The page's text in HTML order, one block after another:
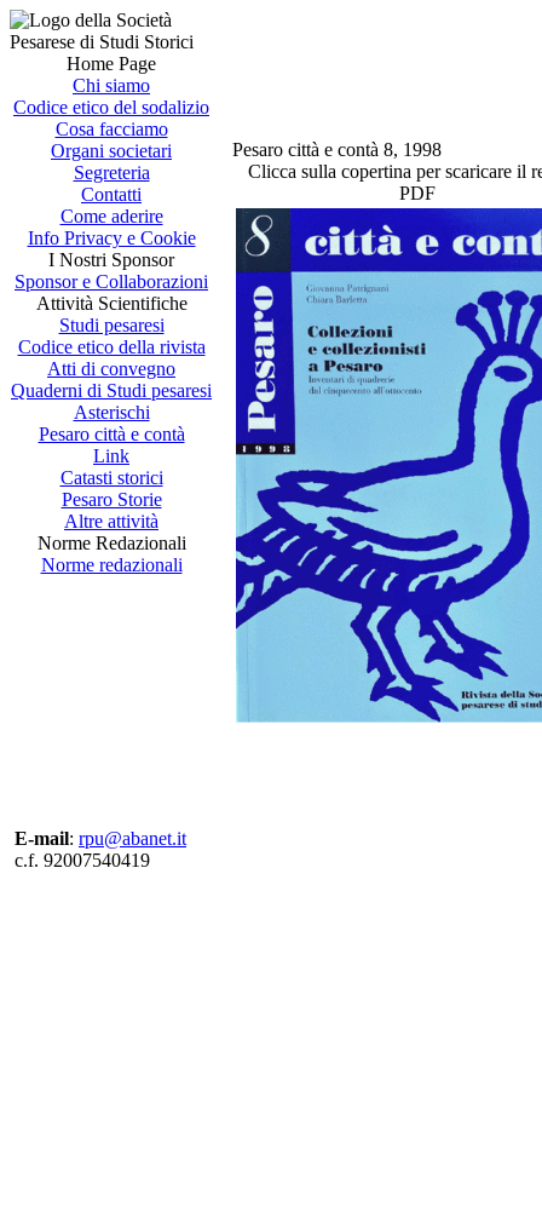
Home Page
Chi siamo
Codice etico del sodalizio
Cosa facciamo
Organi societari
Segreteria
Contatti
Come aderire
Info Privacy e Cookie
I Nostri Sponsor
Sponsor e Collaborazioni
Attività Scientifiche
Studi pesaresi
Codice etico della rivista
Atti di convegno
Quaderni di Studi pesaresi
Asterischi
Pesaro città e contà
Link
Catasti storici
Pesaro Storie
Altre attività
Norme Redazionali
Norme redazionali
Pesaro città e contà 8, 1998
Clicca sulla copertina per scaricare il
PDF
E-mail: rpu@abanet.it
c.f. 92007540419